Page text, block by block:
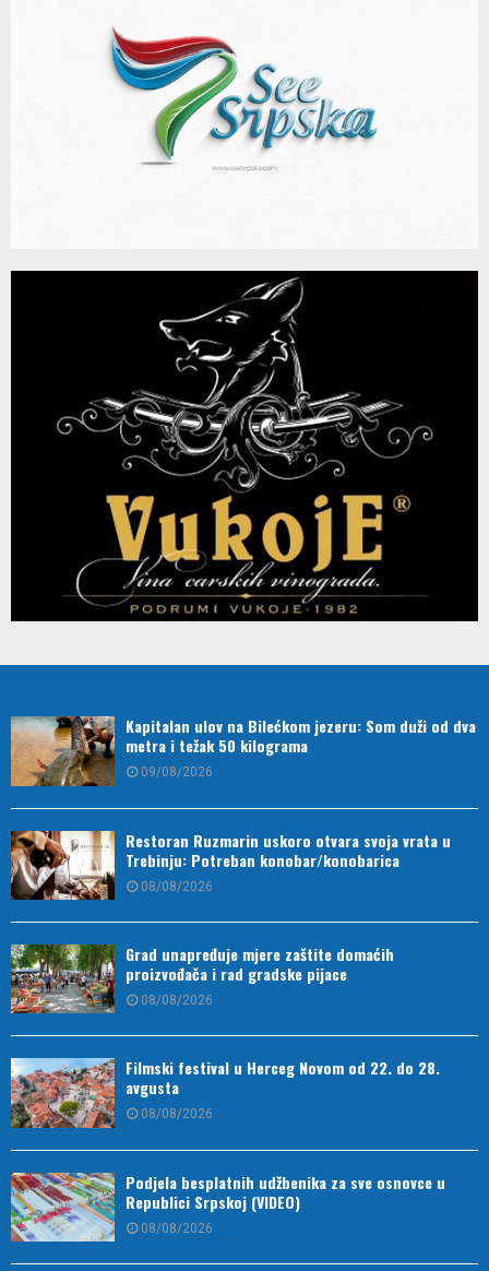
Kapitalan ulov na Bilećkom jezeru: Som duži od dva
metra i težak 50 kilograma
09/08/2026
Restoran Ruzmarin uskoro otvara svoja vrata u
Trebinju: Potreban konobar/konobarica
08/08/2026
Grad unapređuje mjere zaštite domaćih
proizvođača i rad gradske pijace
08/08/2026
Filmski festival u Herceg Novom od 22. do 28.
avgusta
08/08/2026
Podjela besplatnih udžbenika za sve osnovce u
Republici Srpskoj (VIDEO)
08/08/2026